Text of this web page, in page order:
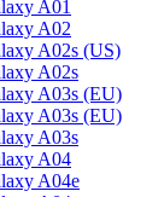
A01
A02
A02s (US)
A02s
A03s (EU)
A03s (EU)
A03s
A04
A04e